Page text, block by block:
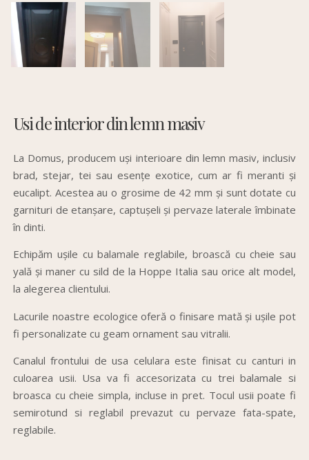
Usi de interior din lemn masiv
La Domus, producem uși interioare din lemn masiv, inclusiv
brad, stejar, tei sau esențe exotice, cum ar fi meranti și
eucalipt. Acestea au o grosime de 42 mm și sunt dotate cu
garnituri de etanșare, captușeli și pervaze laterale îmbinate
în dinti.
Echipăm ușile cu balamale reglabile, broască cu cheie sau
yală și maner cu sild de la Hoppe Italia sau orice alt model,
la alegerea clientului.
Lacurile noastre ecologice oferă o finisare mată și ușile pot
fi personalizate cu geam ornament sau vitralii.
Canalul frontului de usa celulara este finisat cu canturi in
culoarea usii. Usa va fi accesorizata cu trei balamale si
broasca cu cheie simpla, incluse in pret. Tocul usii poate fi
semirotund si reglabil prevazut cu pervaze fata-spate,
reglabile.